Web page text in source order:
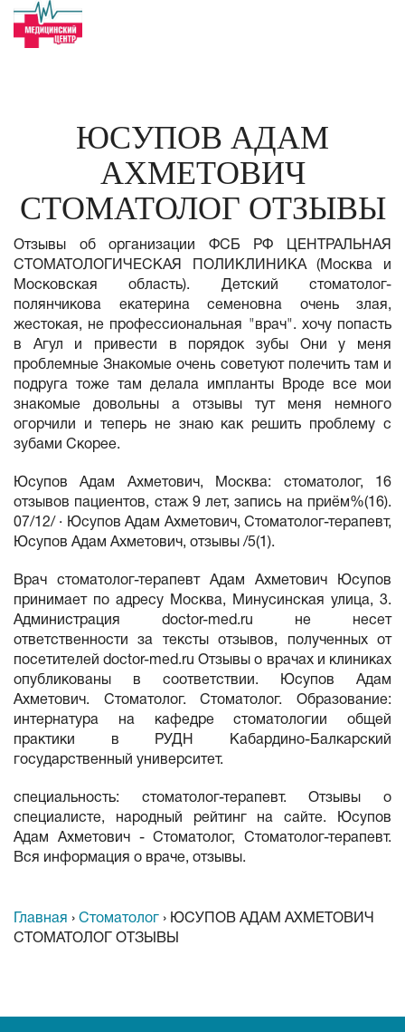
ЮСУПОВ АДАМ
АХМЕТОВИЧ
СТОМАТОЛОГ ОТЗЫВЫ
Отзывы об организации ФСБ РФ ЦЕНТРАЛЬНАЯ
СТОМАТОЛОГИЧЕСКАЯ ПОЛИКЛИНИКА (Москва и
Московская область). Детский стоматолог-
полянчикова екатерина семеновна очень злая,
жестокая, не профессиональная "врач". хочу попасть
в Агул и привести в порядок зубы Они у меня
проблемные Знакомые очень советуют полечить там и
подруга тоже там делала импланты Вроде все мои
знакомые довольны а отзывы тут меня немного
огорчили и теперь не знаю как решить проблему с
зубами Скорее.
Юсупов Адам Ахметович, Москва: стоматолог, 16
отзывов пациентов, стаж 9 лет, запись на приём%(16).
07/12/ · Юсупов Адам Ахметович, Стоматолог-терапевт,
Юсупов Адам Ахметович, отзывы /5(1).
Врач стоматолог-терапевт Адам Ахметович Юсупов
принимает по адресу Москва, Минусинская улица, 3.
Администрация doctor-med.ru не несет
ответственности за тексты отзывов, полученных от
посетителей doctor-med.ru Отзывы о врачах и клиниках
опубликованы в соответствии. Юсупов Адам
Ахметович. Стоматолог. Стоматолог. Образование:
интернатура на кафедре стоматологии общей
практики в РУДН Кабардино-Балкарский
государственный университет.
cпециальность: стоматолог-терапевт. Отзывы о
специалисте, народный рейтинг на сайте. Юсупов
Адам Ахметович - Стоматолог, Стоматолог-терапевт.
Вся информация о враче, отзывы.
Главная › Стоматолог › ЮСУПОВ АДАМ АХМЕТОВИЧ
СТОМАТОЛОГ ОТЗЫВЫ